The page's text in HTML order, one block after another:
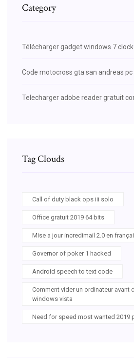
Category
Télécharger gadget windows 7 clock
Code motocross gta san andreas pc
Telecharger adobe reader gratuit
Tag Clouds
Call of duty black ops iii solo
Office gratuit 2019 64 bits
Mise a jour incredimail 2.0 en
Governor of poker 1 hacked
Android speech to text code
Comment vider un ordinateur avant
windows vista
Need for speed most wanted 2019